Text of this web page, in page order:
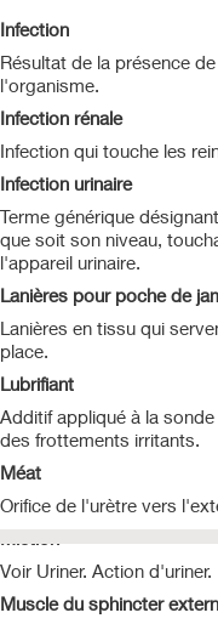
Infection
Résultat de la présence
l'organisme.
Infection rénale
Infection qui touche les
Infection urinaire
Terme générique
que soit son niveau,
l'appareil urinaire.
Lanières pour poche de
Lanières en tissu qui
place.
Lubrifiant
Additif appliqué à la
des frottements irritants.
Méat
Orifice de l'urètre vers
Voir Uriner. Action d'uriner.
Muscle du sphincter